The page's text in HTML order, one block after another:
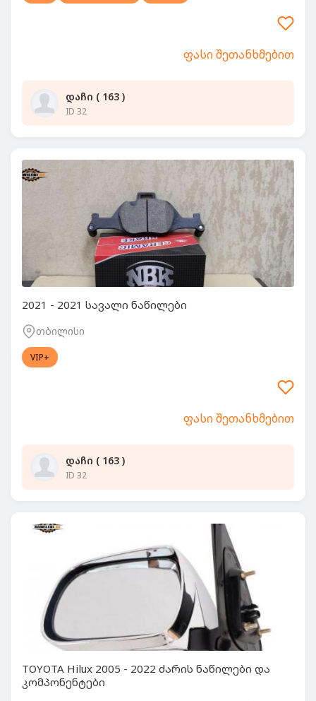
ფასი შეთანხმებით
დაჩი ( 163 )
ID 32
2021 - 2021 სავალი ნაწილები
თბილისი
VIP+
ფასი შეთანხმებით
დაჩი ( 163 )
ID 32
TOYOTA Hilux 2005 - 2022 ძარის ნაწილები და
კომპონენტები